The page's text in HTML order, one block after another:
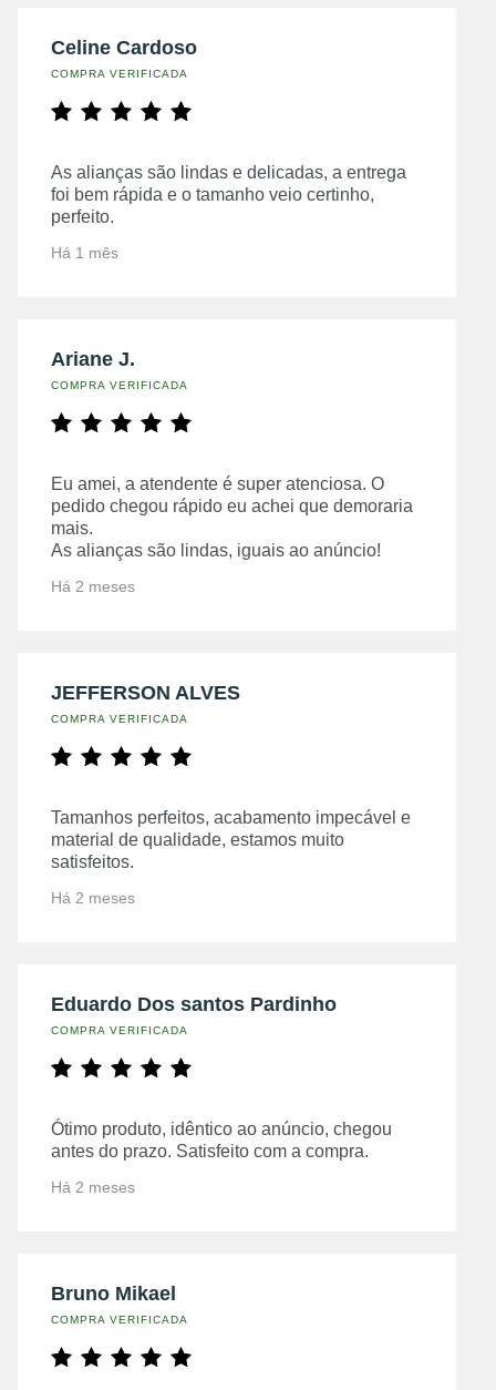
Celine Cardoso
COMPRA VERIFICADA
As alianças são lindas e delicadas, a entrega
foi bem rápida e o tamanho veio certinho,
perfeito.
Há 1 mês
Ariane J.
COMPRA VERIFICADA
Eu amei, a atendente é super atenciosa. O
pedido chegou rápido eu achei que demoraria
mais.
As alianças são lindas, iguais ao anúncio!
Há 2 meses
JEFFERSON ALVES
COMPRA VERIFICADA
Tamanhos perfeitos, acabamento impecável e
material de qualidade, estamos muito
satisfeitos.
Há 2 meses
Eduardo Dos santos Pardinho
COMPRA VERIFICADA
Ótimo produto, idêntico ao anúncio, chegou
antes do prazo. Satisfeito com a compra.
Há 2 meses
Bruno Mikael
COMPRA VERIFICADA